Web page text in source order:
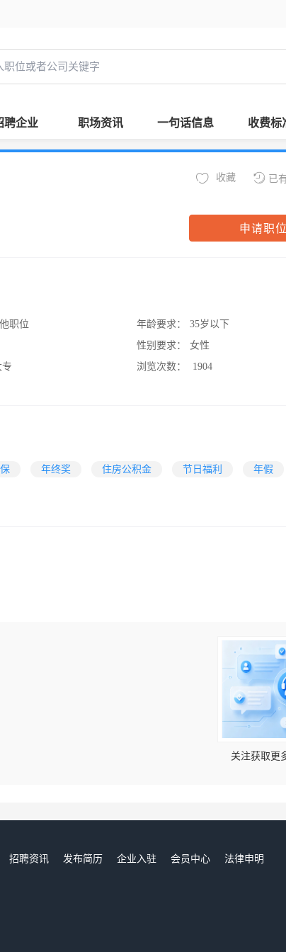
聘企业 职场资讯 一句话信息 收费标
已
收藏
申请职位
职位
专
年龄要求：
35岁以下
性别要求：
女性
浏览次数：
1904
年终奖 住房公积金 节日福利 年假
关注获取更
招聘资讯 发布简历 企业入驻 会员中心
法律申明